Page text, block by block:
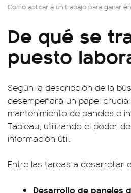
Cómo aplicar a un trabajo para ganar
De qué se
puesto
Según la descripción de la
desempeñará un papel
mantenimiento de paneles e
Tableau, utilizando el poder
información útil.
Entre las tareas a desarrollar
Desarrollo de paneles